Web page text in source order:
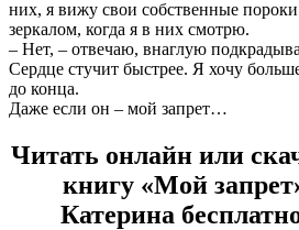
них, я вижу свои собственные
зеркалом, когда я в них смотрю.
– Нет, – отвечаю, внаглую
Сердце стучит быстрее. Я хочу
до конца.
Даже если он – мой запрет…
Читать онлайн или
книгу «Мой
Катерина